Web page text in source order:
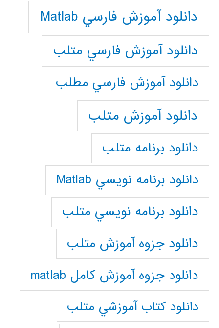
دانلود آموزش فارسي Matlab
دانلود آموزش فارسي متلب
دانلود آموزش فارسي مطلب
دانلود آموزش متلب
دانلود برنامه متلب
دانلود برنامه نويسي Matlab
دانلود برنامه نويسي متلب
دانلود جزوه آموزش متلب
دانلود جزوه آموزش کامل matlab
دانلود كتاب آموزشي متلب